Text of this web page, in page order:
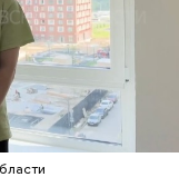
на
поставить
В них
попасть в
самое вещество
области